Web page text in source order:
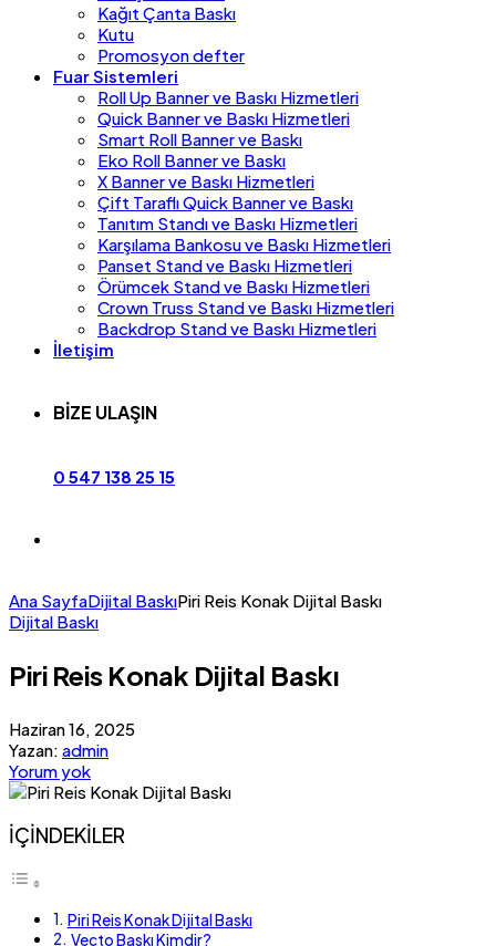
Kağıt Çanta Baskı
Kutu
Promosyon defter
Fuar Sistemleri
Roll Up Banner ve Baskı Hizmetleri
Quick Banner ve Baskı Hizmetleri
Smart Roll Banner ve Baskı
Eko Roll Banner ve Baskı
X Banner ve Baskı Hizmetleri
Çift Taraflı Quick Banner ve Baskı
Tanıtım Standı ve Baskı Hizmetleri
Karşılama Bankosu ve Baskı Hizmetleri
Panset Stand ve Baskı Hizmetleri
Örümcek Stand ve Baskı Hizmetleri
Crown Truss Stand ve Baskı Hizmetleri
Backdrop Stand ve Baskı Hizmetleri
İletişim
BİZE ULAŞIN
0 547 138 25 15
Ana SayfaDijital BaskıPiri Reis Konak Dijital Baskı
Dijital Baskı
Piri Reis Konak Dijital Baskı
Haziran 16, 2025
Yazan: admin
Yorum yok
İÇİNDEKİLER
Piri Reis Konak Dijital Baskı
Vecto Baskı Kimdir?